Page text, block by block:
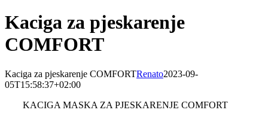
Kaciga za pjeskarenje
COMFORT
Kaciga za pjeskarenje COMFORTRenato2023-09-
05T15:58:37+02:00
KACIGA MASKA ZA PJESKARENJE COMFORT